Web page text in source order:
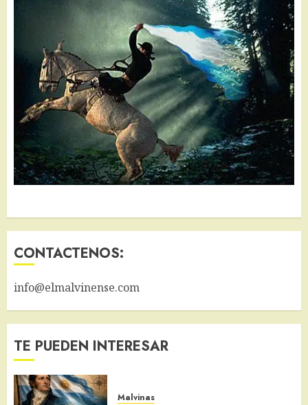
CONTACTENOS:
info@elmalvinense.com
TE PUEDEN INTERESAR
Malvinas